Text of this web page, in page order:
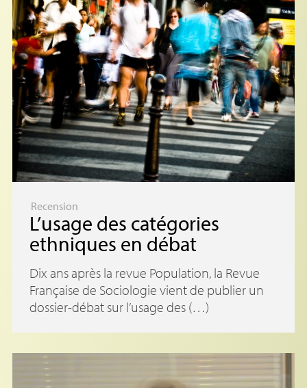
Recension
L’usage des catégories
ethniques en débat
Dix ans après la revue Population, la Revue
Française de Sociologie vient de publier un
dossier-débat sur l’usage des (…)